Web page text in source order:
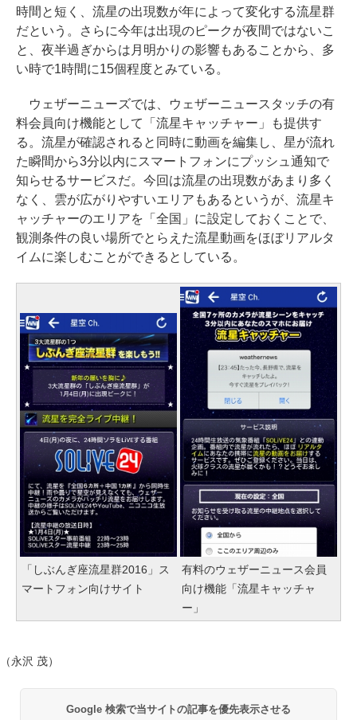
時間と短く、流星の出現数が年によって変化する流星群
だという。さらに今年は出現のピークが夜間ではないこ
と、夜半過ぎからは月明かりの影響もあることから、多
い時で1時間に15個程度とみている。
ウェザーニューズでは、ウェザーニュースタッチの有
料会員向け機能として「流星キャッチャー」も提供す
る。流星が確認されると同時に動画を編集し、星が流れ
た瞬間から3分以内にスマートフォンにプッシュ通知で
知らせるサービスだ。今回は流星の出現数があまり多く
なく、雲が広がりやすいエリアもあるというが、流星キ
ャッチャーのエリアを「全国」に設定しておくことで、
観測条件の良い場所でとらえた流星動画をほぼリアルタ
イムに楽しむことができるとしている。
「しぶんぎ座流星群2016」ス
マートフォン向けサイト
有料のウェザーニュース会員
向け機能「流星キャッチャ
ー」
（永沢 茂）
Google 検索で当サイトの記事を優先表示させる